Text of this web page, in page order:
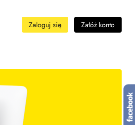
Zaloguj się Załóż konto